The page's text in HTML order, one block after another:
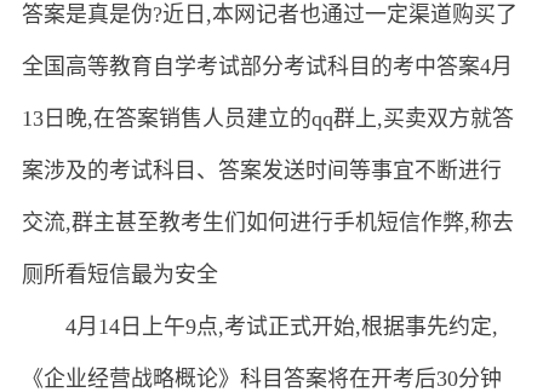
答案是真是伪?近日,本网记者也通过一定渠道购买了
全国高等教育自学考试部分考试科目的考中答案4月
13日晚,在答案销售人员建立的qq群上,买卖双方就答
案涉及的考试科目、答案发送时间等事宜不断进行
交流,群主甚至教考生们如何进行手机短信作弊,称去
厕所看短信最为安全
4月14日上午9点,考试正式开始,根据事先约定,
《企业经营战略概论》科目答案将在开考后30分钟